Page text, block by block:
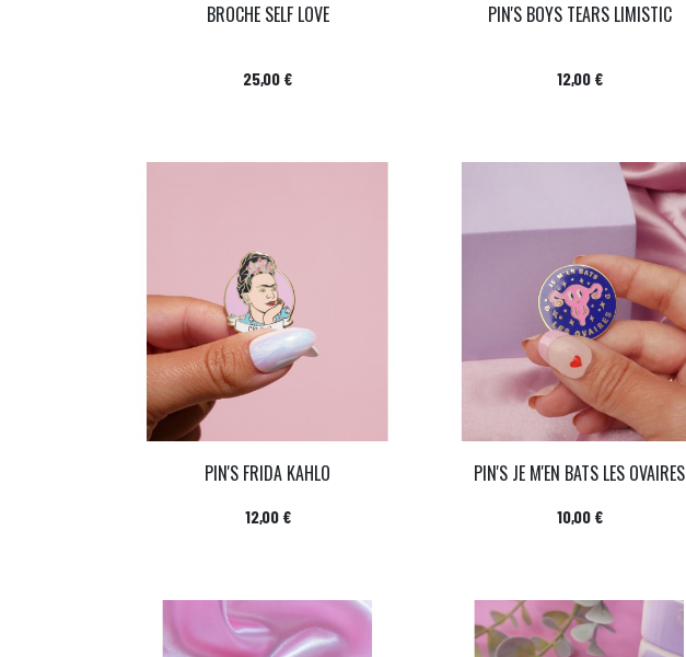
BROCHE SELF LOVE
Prix
25,00 €
PIN'S BOYS TEARS LIMISTIC
Prix
12,00 €
PIN'S FRIDA KAHLO
Prix
12,00 €
PIN'S JE M'EN BATS LES OVAIRES
Prix
10,00 €